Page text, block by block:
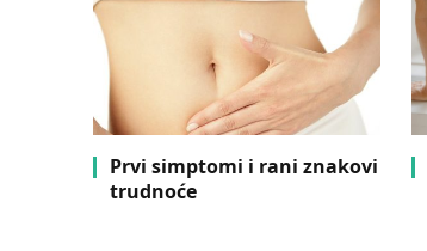
Prvi simptomi i rani znakovi
trudnoće